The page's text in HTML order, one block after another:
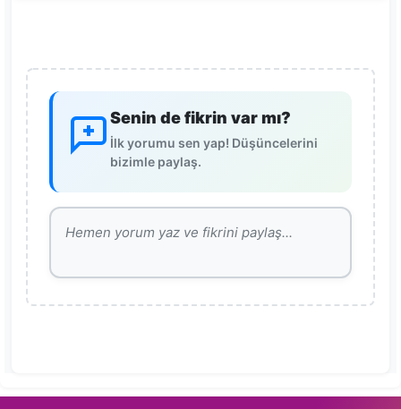
Senin de fikrin var mı?
İlk yorumu sen yap! Düşüncelerini
bizimle paylaş.